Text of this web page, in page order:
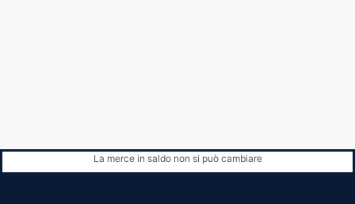
La merce in saldo non si può cambiare